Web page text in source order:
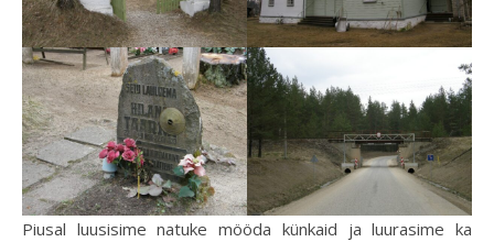
Piusal luusisime natuke mööda künkaid ja luurasime ka